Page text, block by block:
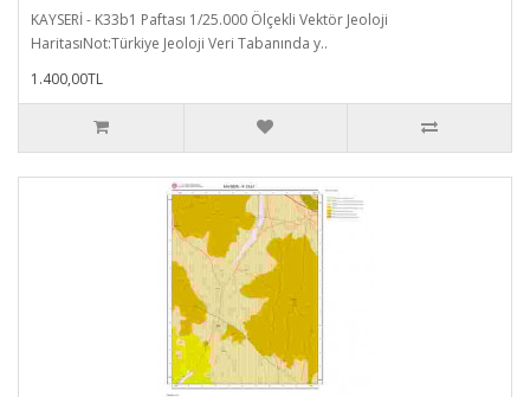
KAYSERİ - K33b1 Paftası 1/25.000 Ölçekli Vektör Jeoloji
HaritasıNot:Türkiye Jeoloji Veri Tabanında y..
1.400,00TL